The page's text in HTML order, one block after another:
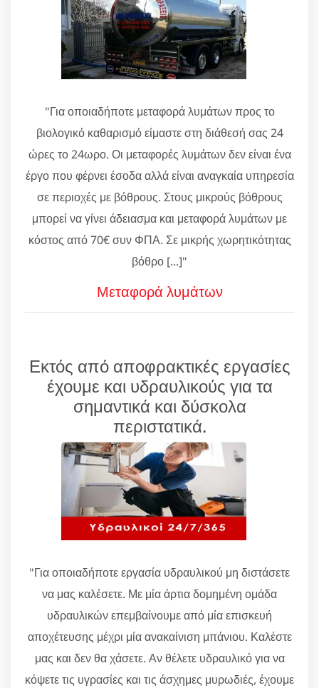
"Για οποιαδήποτε μεταφορά λυμάτων προς το
βιολογικό καθαρισμό είμαστε στη διάθεσή σας 24
ώρες το 24ωρο. Οι μεταφορές λυμάτων δεν είναι ένα
έργο που φέρνει έσοδα αλλά είναι αναγκαία υπηρεσία
σε περιοχές με βόθρους. Στους μικρούς βόθρους
μπορεί να γίνει άδειασμα και μεταφορά λυμάτων με
κόστος από 70€ συν ΦΠΑ. Σε μικρής χωρητικότητας
βόθρο [...]"
Μεταφορά λυμάτων
Εκτός από αποφρακτικές εργασίες
έχουμε και υδραυλικούς για τα
σημαντικά και δύσκολα
περιστατικά.
"Για οποιαδήποτε εργασία υδραυλικού μη διστάσετε
να μας καλέσετε. Με μία άρτια δομημένη ομάδα
υδραυλικών επεμβαίνουμε από μία επισκευή
αποχέτευσης μέχρι μία ανακαίνιση μπάνιου. Καλέστε
μας και δεν θα χάσετε. Αν θέλετε υδραυλικό για να
κόψετε τις υγρασίες και τις άσχημες μυρωδιές, έχουμε